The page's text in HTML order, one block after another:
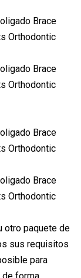
otro paquete de
sus requisitos
para